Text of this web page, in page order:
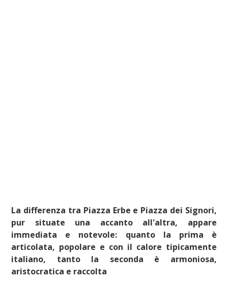
La differenza tra Piazza Erbe e Piazza dei Signori,
pur situate una accanto all'altra, appare
immediata e notevole: quanto la prima è
articolata, popolare e con il calore tipicamente
italiano, tanto la seconda è armoniosa,
aristocratica e raccolta